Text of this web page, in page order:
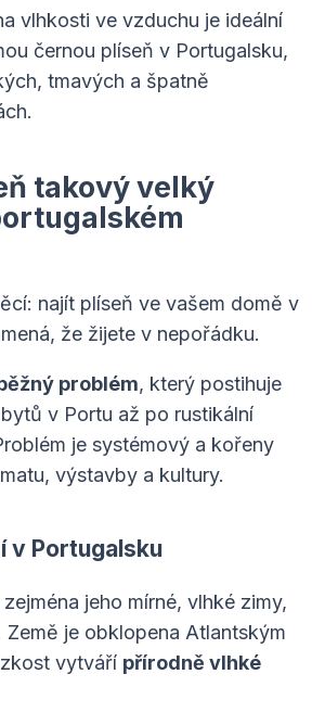
vlhkosti ve vzduchu je ideální
černou plíseň v Portugalsku,
tmavých a špatně
takový velký
najít plíseň ve vašem domě v
že žijete v nepořádku.
problém, který postihuje
v Portu až po rustikální
je systémový a kořeny
výstavby a kultury.
v Portugalsku
jeho mírné, vlhké zimy,
Země je obklopena Atlantským
vytváří přírodně vlhké